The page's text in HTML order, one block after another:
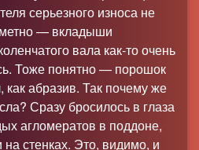
серьезного износа не
— вкладыши
вала как-то очень
Тоже понятно — порошок
как абразив. Так почему же
? Сразу бросилось в глаза
агломератов в поддоне,
стенках. Это, видимо, и